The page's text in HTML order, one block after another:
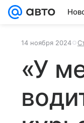
14 ноября 2024
«У